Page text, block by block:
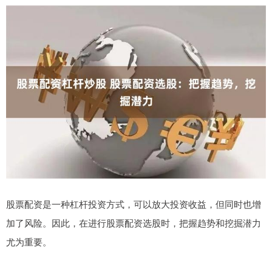
股票配资是一种杠杆投资方式，可以放大投资收益，但同时也增
加了风险。因此，在进行股票配资选股时，把握趋势和挖掘潜力
尤为重要。